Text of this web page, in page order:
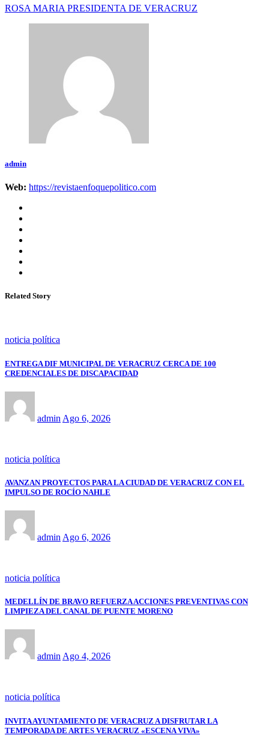
ROSA MARIA PRESIDENTA DE VERACRUZ
admin
Web: https://revistaenfoquepolitico.com
Related Story
noticia política
ENTREGA DIF MUNICIPAL DE VERACRUZ CERCA DE 100
CREDENCIALES DE DISCAPACIDAD
admin Ago 6, 2026
noticia política
AVANZAN PROYECTOS PARA LA CIUDAD DE VERACRUZ CON EL
IMPULSO DE ROCÍO NAHLE
admin Ago 6, 2026
noticia política
MEDELLÍN DE BRAVO REFUERZA ACCIONES PREVENTIVAS CON
LIMPIEZA DEL CANAL DE PUENTE MORENO
adminAgo 4, 2026
noticia política
INVITA AYUNTAMIENTO DE VERACRUZ A DISFRUTAR LA
TEMPORADA DE ARTES VERACRUZ «ESCENA VIVA»